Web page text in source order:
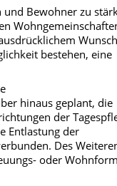
Bewohner zu
bestehen, eine
hinaus geplant, die
der
Entlastung der
Des
oder